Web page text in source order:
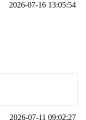
2026-07-16 13:05:54
2026-07-11 09:02:27